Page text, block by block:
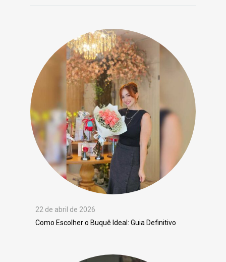
22 de abril de 2026
Como Escolher o Buquê Ideal: Guia Definitivo